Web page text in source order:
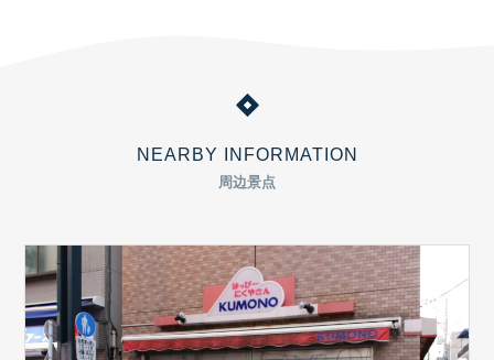
NEARBY INFORMATION
周边景点